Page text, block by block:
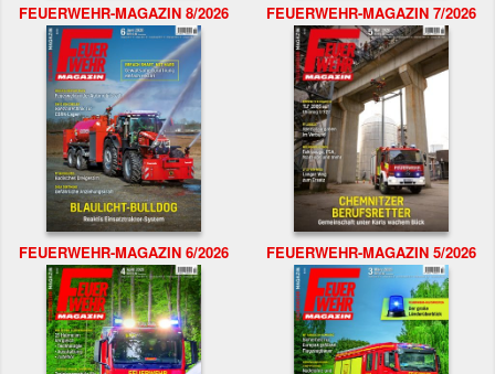
FEUERWEHR-MAGAZIN 8/2026 FEUERWEHR-MAGAZIN 7/2026
FEUERWEHR-MAGAZIN 6/2026 FEUERWEHR-MAGAZIN 5/2026